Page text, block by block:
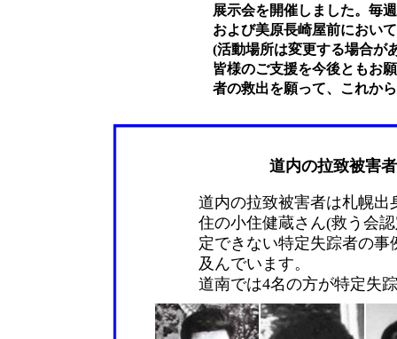
展示会を開催しました。毎
および美原長崎屋前におい
(活動場所は変更する場合が
皆様のご支援を今後ともお
者の救出を願って、これか
道内の拉致被害
道内の拉致被害者は札幌
住の小住健蔵さん(救う会
定できない特定失踪者の事
及んでいます。
道南では4名の方が特定失